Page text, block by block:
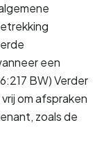
een
BW) Verder
om afspraken
zoals de